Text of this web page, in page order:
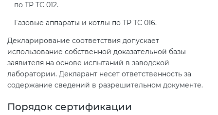
по ТР ТС 012.
Газовые аппараты и котлы по ТР ТС 016.
Декларирование соответствия допускает
использование собственной доказательной базы
заявителя на основе испытаний в заводской
лаборатории. Декларант несет ответственность за
содержание сведений в разрешительном документе.
Порядок сертификации